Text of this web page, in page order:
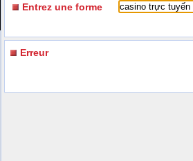
Entrez une forme
Erreur